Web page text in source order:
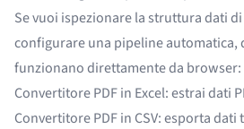
Se vuoi ispezionare la struttura dati
configurare una pipeline
funzionano direttamente da browser:
Convertitore PDF in Excel: estrai dati
Convertitore PDF in CSV: esporta dati